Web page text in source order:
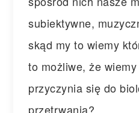
subiektywne,
skąd my to wiemy
to możliwe, że
przyczynia się do
przetrwania?